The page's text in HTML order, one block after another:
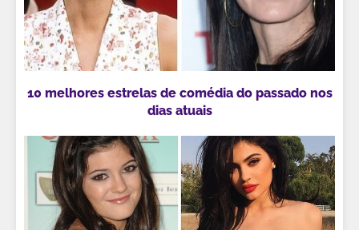
10 melhores estrelas de comédia do passado nos
dias atuais